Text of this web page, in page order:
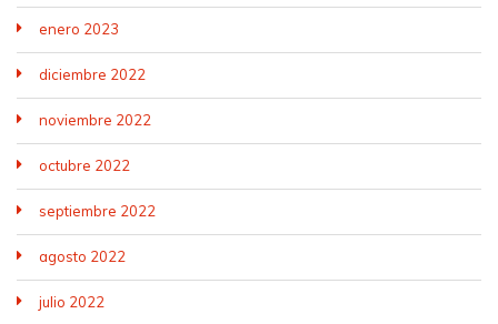
enero 2023
diciembre 2022
noviembre 2022
octubre 2022
septiembre 2022
agosto 2022
julio 2022